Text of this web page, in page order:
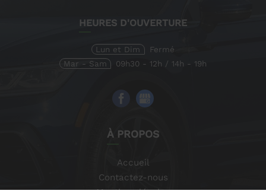
HEURES D'OUVERTURE
Lun et Dim
Fermé
Mar - Sam
09h30 - 12h / 14h - 19h
À PROPOS
Accueil
Contactez-nous